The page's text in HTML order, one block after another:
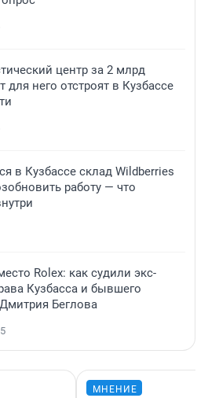
центр за 2 млрд
для него отстроят в Кузбассе
в Кузбассе склад Wildberries
работу — что
Rolex: как судили экс-
Кузбасса и бывшего
Беглова
МНЕНИЕ